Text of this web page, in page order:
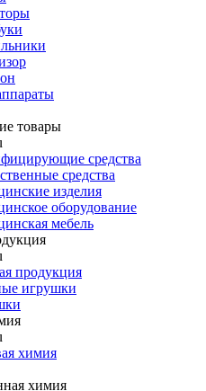
товары
средства
средства
изделия
оборудование
мебель
продукция
игрушки
химия
химия